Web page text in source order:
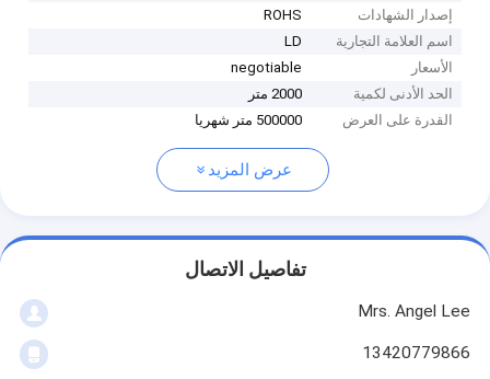
إصدار الشهادات
ROHS
اسم العلامة التجارية
LD
الأسعار
negotiable
الحد الأدنى لكمية
2000 متر
القدرة على العرض
500000 متر شهريا
عرض المزيد
تفاصيل الاتصال
Mrs. Angel Lee
13420779866